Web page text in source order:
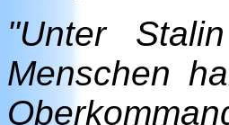
"Unter
Menschen